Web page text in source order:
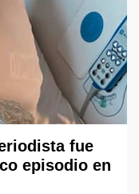
fue
episodio en